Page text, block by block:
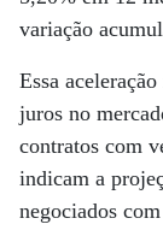
variação
Essa
juros no
contratos com
indicam a
negociados